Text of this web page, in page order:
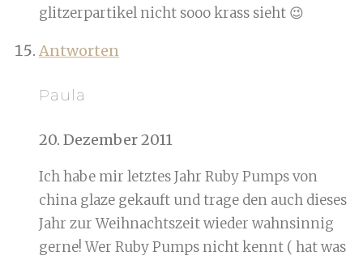
glitzerpartikel nicht sooo krass sieht 😉
Antworten
Paula
20. Dezember 2011
Ich habe mir letztes Jahr Ruby Pumps von
china glaze gekauft und trage den auch dieses
Jahr zur Weihnachtszeit wieder wahnsinnig
gerne! Wer Ruby Pumps nicht kennt ( hat was